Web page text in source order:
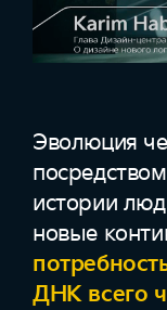
Эволюция
истории
новые
ДНК всего